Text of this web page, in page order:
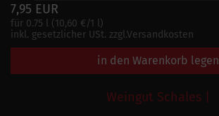
7,95 EUR
für 0.75 l (10,60 €/1 l)
inkl. gesetzlicher USt. zzgl.Versandkosten
in den Warenkorb legen
Weingut Schales |